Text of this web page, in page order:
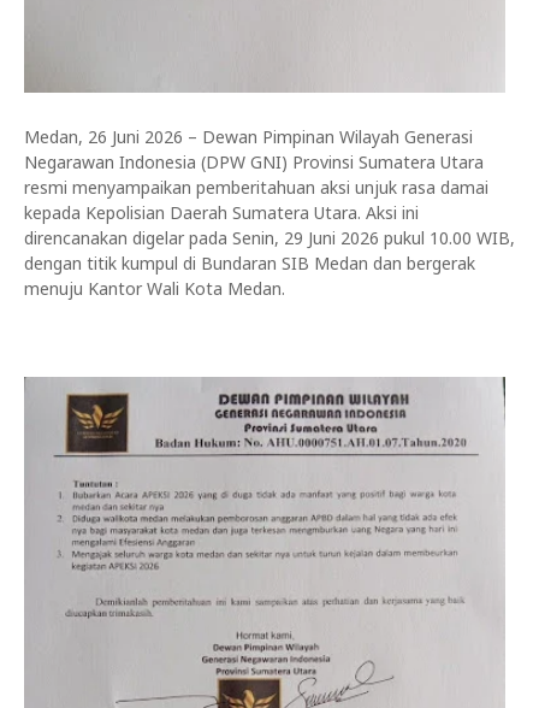
Medan, 26 Juni 2026 – Dewan Pimpinan Wilayah Generasi
Negarawan Indonesia (DPW GNI) Provinsi Sumatera Utara
resmi menyampaikan pemberitahuan aksi unjuk rasa damai
kepada Kepolisian Daerah Sumatera Utara. Aksi ini
direncanakan digelar pada Senin, 29 Juni 2026 pukul 10.00 WIB,
dengan titik kumpul di Bundaran SIB Medan dan bergerak
menuju Kantor Wali Kota Medan.